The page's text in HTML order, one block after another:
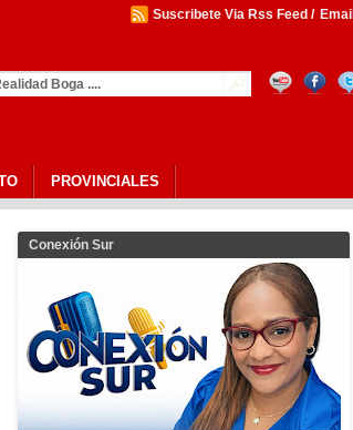
Suscribete Via Rss Feed / Email
PROVINCIALES
Conexión Sur